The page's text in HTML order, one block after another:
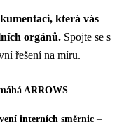
která vás
orgánů. Spojte se s
řešení na míru.
ARROWS
interních směrnic –